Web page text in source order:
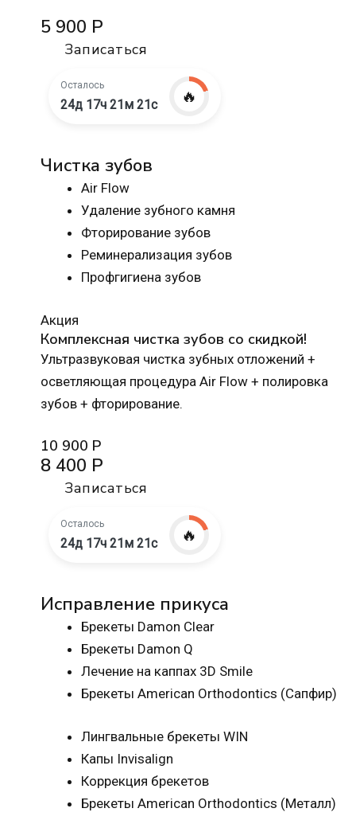
5 900 Р
Записаться
Осталось
24д 17ч 21м 20с 🔥
Чистка зубов
Air Flow
Удаление зубного камня
Фторирование зубов
Реминерализация зубов
Профгигиена зубов
Акция
Комплексная чистка зубов со скидкой!
Ультразвуковая чистка зубных отложений +
осветляющая процедура Air Flow + полировка
зубов + фторирование.
10 900 Р
8 400 Р
Записаться
Осталось
24д 17ч 21м 20с 🔥
Исправление прикуса
Брекеты Damon Clear
Брекеты Damon Q
Лечение на каппах 3D Smile
Брекеты American Orthodontics (Сапфир)
Лингвальные брекеты WIN
Капы Invisalign
Коррекция брекетов
Брекеты American Orthodontics (Металл)